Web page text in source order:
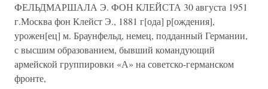
ФЕЛЬДМАРШАЛА Э. ФОН КЛЕЙСТА 30 августа 1951
г.Москва фон Клейст Э., 1881 г[ода] р[ождения],
урожен[ец] м. Браунфельд, немец, подданный Германии,
с высшим образованием, бывший командующий
армейской группировки «А» на советско-германском
фронте,